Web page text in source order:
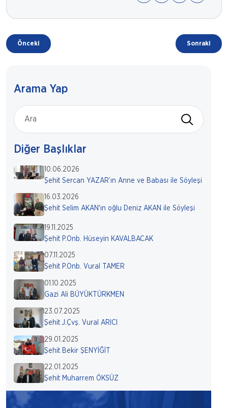
Önceki Sonraki
Arama Yap
Diğer Başlıklar
10.06.2026
Şehit Sercan YAZAR’ın Anne ve Babası ile Söyleşi
16.03.2026
Şehit Selim AKAN'ın oğlu Deniz AKAN ile Söyleşi
19.11.2025
Şehit P.Onb. Hüseyin KAVALBACAK
07.11.2025
Şehit P.Onb. Vural TAMER
01.10.2025
Gazi Ali BÜYÜKTÜRKMEN
23.07.2025
Şehit J.Çvş. Vural ARICI
29.01.2025
Şehit Bekir ŞENYİĞİT
22.01.2025
Şehit Muharrem ÖKSÜZ